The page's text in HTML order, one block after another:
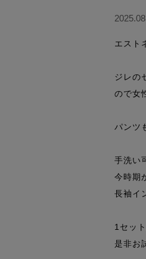
エスト
ジレの
ので女
パンツ
手洗い
今時期
長袖イ
1セッ
是非お